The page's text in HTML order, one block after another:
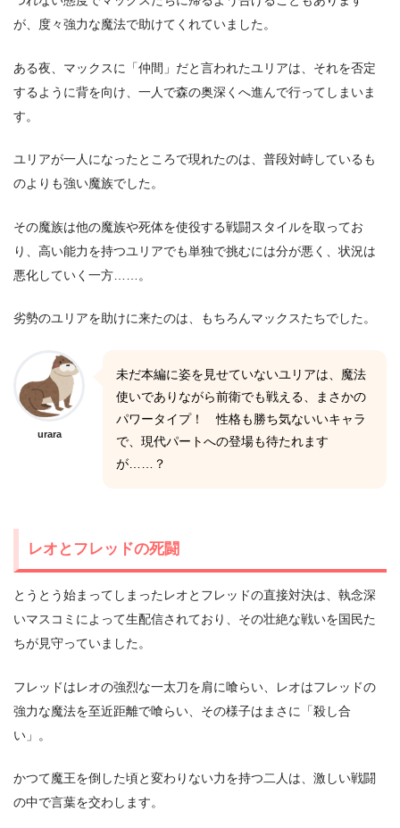
が、度々強力な魔法で助けてくれていました。
ある夜、マックスに「仲間」だと言われたユリアは、それを否定
するように背を向け、一人で森の奥深くへ進んで行ってしまいま
す。
ユリアが一人になったところで現れたのは、普段対峙しているも
のよりも強い魔族でした。
その魔族は他の魔族や死体を使役する戦闘スタイルを取ってお
り、高い能力を持つユリアでも単独で挑むには分が悪く、状況は
悪化していく一方……。
劣勢のユリアを助けに来たのは、もちろんマックスたちでした。
urara
未だ本編に姿を見せていないユリアは、魔法
使いでありながら前衛でも戦える、まさかの
パワータイプ！ 性格も勝ち気ないいキャラ
で、現代パートへの登場も待たれます
が……？
レオとフレッドの死闘
とうとう始まってしまったレオとフレッドの直接対決は、執念深
いマスコミによって生配信されており、その壮絶な戦いを国民た
ちが見守っていました。
フレッドはレオの強烈な一太刀を肩に喰らい、レオはフレッドの
強力な魔法を至近距離で喰らい、その様子はまさに「殺し合
い」。
かつて魔王を倒した頃と変わりない力を持つ二人は、激しい戦闘
の中で言葉を交わします。